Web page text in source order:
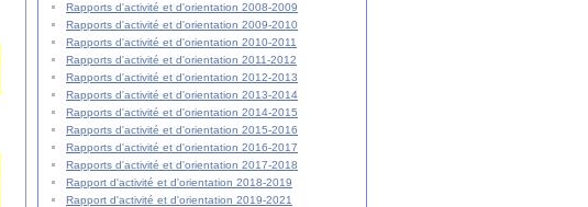
Rapports d'activité et d'orientation 2008-2009
Rapports d'activité et d'orientation 2009-2010
Rapports d'activité et d'orientation 2010-2011
Rapports d'activité et d'orientation 2011-2012
Rapports d'activité et d'orientation 2012-2013
Rapports d'activité et d'orientation 2013-2014
Rapports d'activité et d'orientation 2014-2015
Rapports d'activité et d'orientation 2015-2016
Rapports d'activité et d'orientation 2016-2017
Rapports d'activité et d'orientation 2017-2018
Rapport d'activité et d'orientation 2018-2019
Rapport d'activité et d'orientation 2019-2021